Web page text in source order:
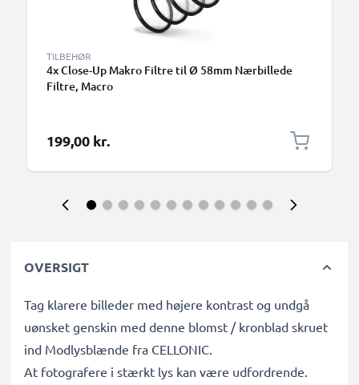
TILBEHØR
4x Close-Up Makro Filtre til Ø 58mm Nærbillede
Filtre, Macro
199,00 kr.
OVERSIGT
Tag klarere billeder med højere kontrast og undgå
uønsket genskin med denne blomst / kronblad skruet
ind Modlysblænde fra CELLONIC.
At fotografere i stærkt lys kan være udfordrende.